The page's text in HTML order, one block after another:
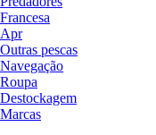
Francesa
Apr
Outras pescas
Navegação
Roupa
Destockagem
Marcas